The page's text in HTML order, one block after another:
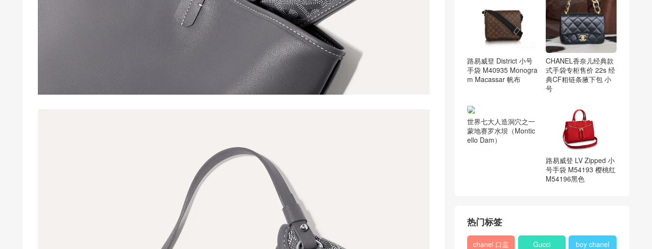
路易威登 District 小号
手袋 M40935 Monogra
m Macassar 帆布
CHANEL香奈儿经典款
式手袋专柜售价 22s 经
典CF粗链条腋下包 小
号
世界七大人造洞穴之一
蒙地赛罗水坝（Montic
ello Dam）
路易威登 LV Zipped 小
号手袋 M54193 樱桃红
M54196黑色
热门标签
chanel 口盖
Gucci
boy chanel